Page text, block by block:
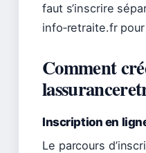
faut s’inscrire
info‑retraite.fr
Comment
Inscription en
Le parcours